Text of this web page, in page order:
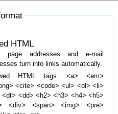
HTML
page addresses and e-mail
turn into links automatically.
HTML tags: <a> <em>
<cite> <code> <ul> <ol> <li>
<dt> <dd> <h2> <h3> <h4> <h5>
<div> <span> <img> <pre>